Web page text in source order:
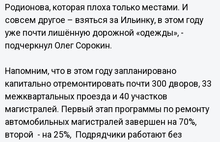
Родионова, которая плоха только местами. И
совсем другое – взяться за Ильинку, в этом году
уже почти лишённую дорожной «одежды», -
подчеркнул Олег Сорокин.
Напомним, что в этом году запланировано
капитально отремонтировать почти 300 дворов, 33
межквартальных проезда и 40 участков
магистралей. Первый этап программы по ремонту
автомобильных магистралей завершен на 70%,
второй - на 25%, Подрядчики работают без